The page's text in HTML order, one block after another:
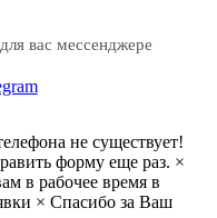
вас мессенджере
не существует!
форму еще раз. ×
в рабочее время в
× Спасибо за Ваш